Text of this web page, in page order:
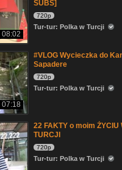
08:02
SUBS]
720p
Tur-tur: Polka w Turcji
07:18
#VLOG Wycieczka do
Sapadere
720p
Tur-tur: Polka w Turcji
22 FAKTY o moim ŻYCIU
TURCJI
720p
Tur-tur: Polka w Turcji